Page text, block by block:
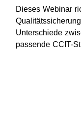
Dieses Webinar
Unterschiede
passende CCIT-